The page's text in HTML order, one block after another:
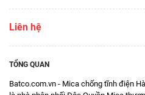
Liên hệ
TỔNG QUAN
Batco.com.vn - Mica chống tĩnh điện